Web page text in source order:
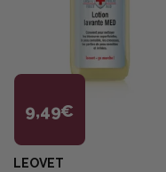
9,49€
LEOVET